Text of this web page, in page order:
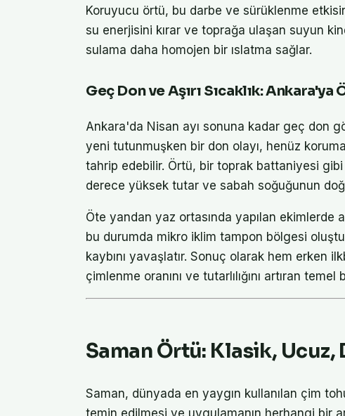
Koruyucu örtü, bu darbe ve sürüklenme
su enerjisini kırar ve toprağa ulaşan suyun
sulama daha homojen bir ıslatma sağlar.
Geç Don ve Aşırı Sıcaklık: Ankara'ya
Ankara'da Nisan ayı sonuna kadar geç don
yeni tutunmuşken bir don olayı, henüz
tahrip edebilir. Örtü, bir toprak battaniyesi gibi
derece yüksek tutar ve sabah soğuğunun
Öte yandan yaz ortasında yapılan ekimlerde
bu durumda mikro iklim tampon bölgesi
kaybını yavaşlatır. Sonuç olarak hem erken
çimlenme oranını ve tutarlılığını artıran
Saman Örtü: Klasik, Ucuz,
Saman, dünyada en yaygın kullanılan çim